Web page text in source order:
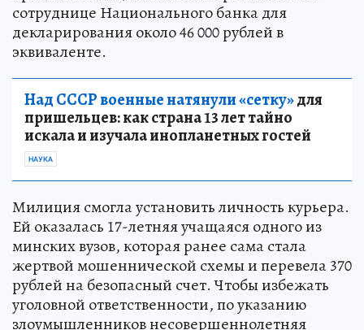
сотруднице Национального банка для
декларирования около 46 000 рублей в
эквиваленте.
Над СССР военные натянули «сетку»для
пришельцев: как страна 13 лет тайно
искала и изучала инопланетных гостей
НАУКА
Милиция смогла установить личность курьера.
Ей оказалась 17-летняя учащаяся одного из
минских вузов, которая ранее сама стала
жертвой мошеннической схемы и перевела 370
рублей на безопасный счет. Чтобы избежать
уголовной ответственности, по указанию
злоумышленников несовершеннолетняя